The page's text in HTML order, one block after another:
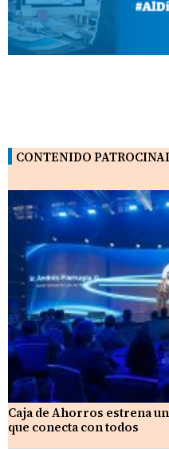
CONTENIDO
Caja de Ahorros estrena
que conecta con todos